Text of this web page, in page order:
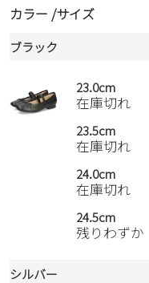
カラー サイズ
ブラック
23.0cm
在庫切れ
23.5cm
在庫切れ
24.0cm
在庫切れ
24.5cm
残りわずか
シルバー